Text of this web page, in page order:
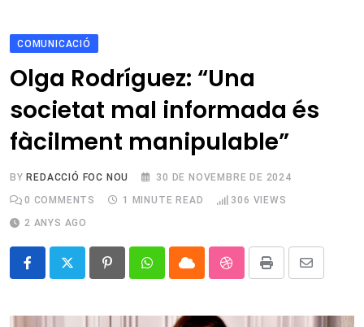
Botiga
COMUNICACIÓ
Olga Rodríguez: “Una
societat mal informada és
fàcilment manipulable”
BY REDACCIÓ FOC NOU
30 DE NOVEMBRE DE 2024
0 COMMENTS 1 MINUTE READ 306 VIEWS
2 ANYS AGO
PinterestWhatsappCloud StumbleUpon
Print
Share
Email